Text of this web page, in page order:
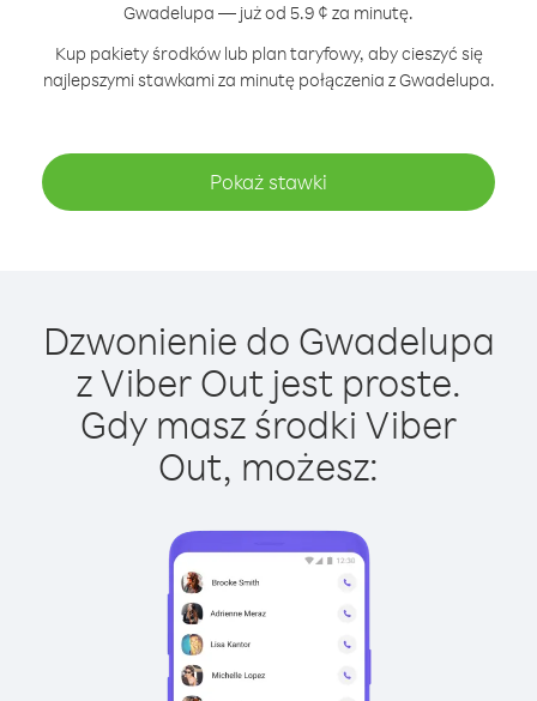
Gwadelupa — już od 5.9 ¢ za minutę.
Kup pakiety środków lub plan taryfowy, aby cieszyć się
najlepszymi stawkami za minutę połączenia z Gwadelupa.
Pokaż stawki
Dzwonienie do Gwadelupa
z Viber Out jest proste.
Gdy masz środki Viber
Out, możesz: